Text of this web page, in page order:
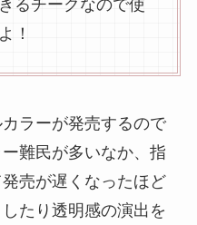
るチークなので使
！
ラーが発売するので
難民が多いなか、指
売が遅くなったほど
たり透明感の演出を